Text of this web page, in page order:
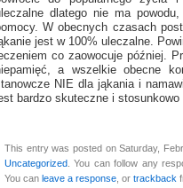
dlatego nie ma
W obecnych czasach
jest w 100% uleczalne.
co zaowocuje później.
a wszelkie obecne
NIE dla jąkania i
bardzo skuteczne i
This entry was posted on Saturday,
Uncategorized . You can follow any
You can leave a response , or trackback